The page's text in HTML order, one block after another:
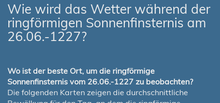
Wie wird das Wetter während der
ringförmigen Sonnenfinsternis am
26.06.-1227?
Wo ist der beste Ort, um die ringförmige
Sonnenfinsternis vom 26.06.-1227 zu beobachten?
Die folgenden Karten zeigen die durchschnittliche